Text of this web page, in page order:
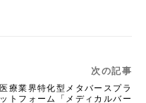
次の記事
医療業界特化型メタバースプラ
ットフォーム「メディカルバー